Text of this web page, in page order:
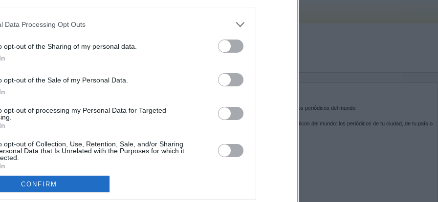
Data Processing Opt Outs
opt-out of the Sharing of my personal data.
opt-out of the Sale of my Personal Data.
opt-out of processing my Personal Data for Targeted
opt-out of Collection, Use, Retention, Sale, and/or Sharing
Data that Is Unrelated with the Purposes for which it
CONFIRM
la alerta en Ceuta y estrecha la coordinación con Marruecos
a cruzar la frontera
al Gobierno y cita a Marlaska y Robles en el Senado la
por la crisis en Ceuta
gobiernan en coalición
Kiosko.netes la puerta de entrada a los periódicos del mundo.
Navega por las portadas de los periódicos del mundo: los periódicos de tu ciudad, de tu país o
SÍGUENOS